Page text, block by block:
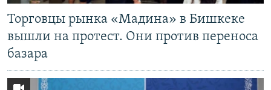
Торговцы рынка «Мадина» в Бишкеке
вышли на протест. Они против переноса
базара